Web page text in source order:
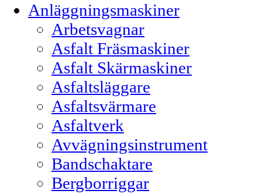
Anläggningsmaskiner
Arbetsvagnar
Asfalt Fräsmaskiner
Asfalt Skärmaskiner
Asfaltsläggare
Asfaltsvärmare
Asfaltverk
Avvägningsinstrument
Bandschaktare
Bergborriggar